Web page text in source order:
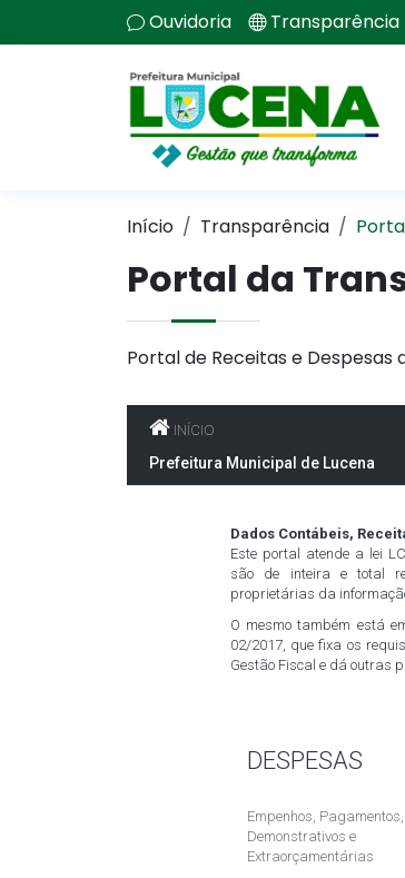
Ouvidoria Transparência
Início Transparência
Portal da
Portal de Receitas e Despesas